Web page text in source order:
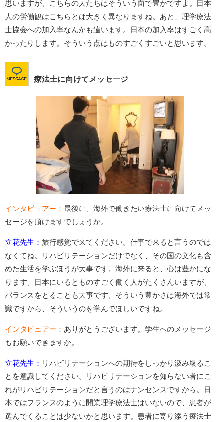
思いますが、こちらの人たちはそういう面で豊かですよ。日本
人の労働観はこちらとは大きく異なりますね。あと、理学療法
士協会への加入率なんかも違います。日本の加入率はすごく高
かったりします。そういう点はものすごくすごいと思います。
療法士に向けてメッセージ
インタビュアー： 最後に、海外で働きたい療法士に向けてメッ
セージを頂けますでしょうか。
立花先生： 旅行感覚で来てください。仕事で来ると言うのでは
なくてね。リハビリテーションだけでなく、その国の文化も含
めた生活を学ぶほうが大事です。海外に来ると、心は豊かにな
ります。日本にいるとものすごく働く人がたくさんいますが、
バランスをとることも大事です。そういう豊かさは海外では常
識ですから、そういうのを学んでほしいですね。
インタビュアー： ありがとうございます。学生へのメッセージ
もお願いできますか。
立花先生： リハビリテーションへの期待をしっかり汲み取るこ
とを意識してください。リハビリテーションを知らない者にこ
れがリハビリテーションだと言うのはナンセンスですから。日
本ではフランスのように開業理学療法士はいないので、患者が
選んでくることは少ないかと思います。患者に寄り添う療法士